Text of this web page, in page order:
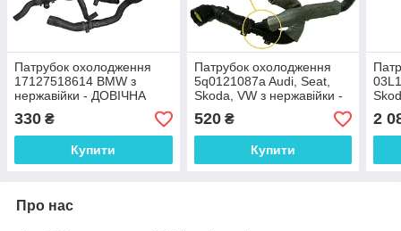
Патрубок охолодження
17127518614 BMW з
нержавійки - ДОВІЧНА
ГАРАНТІЯ
330 ₴
Купити
Патрубок охолодження
5q0121087a Audi, Seat,
Skoda, VW з нержавійки -
ДОВІЧНА ГАРАНТІЯ
520₴
Купити
2
Про нас